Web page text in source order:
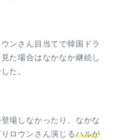
ンさん目当てで韓国ドラ
た場合はなかなか継続し
た。
場しなかったり、なかな
ロウンさん演じるハルが